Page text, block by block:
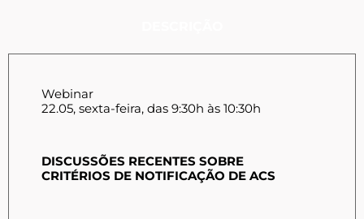
Webinar
22.05, sexta-feira, das 9:30h às 10:30h
DISCUSSÕES RECENTES SOBRE
CRITÉRIOS DE NOTIFICAÇÃO DE ACS